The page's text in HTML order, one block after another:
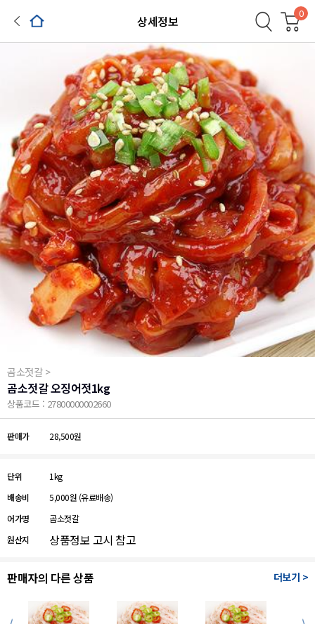
상세정보 0
곰소젓갈 >
곰소젓갈 오징어젓1kg
상품코드 : 27800000002660
판매가 28,500원
단위
1kg
배송비
5,000원 (유료배송)
어가명
곰소젓갈
원산지
상품정보 고시 참고
판매자의 다른 상품 더보기 >